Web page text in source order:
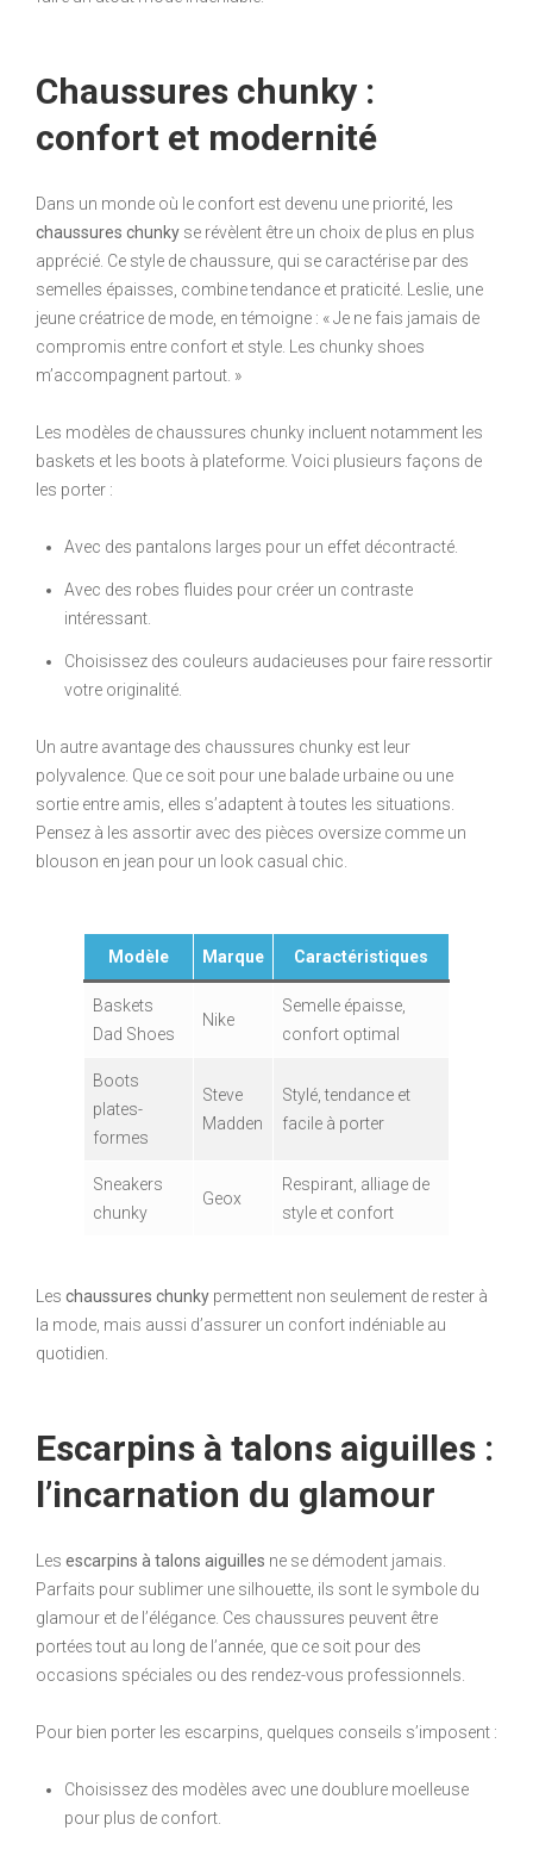
Chaussures chunky :
confort et modernité
Dans un monde où le confort est devenu une priorité, les
chaussures chunky se révèlent être un choix de plus en plus
apprécié. Ce style de chaussure, qui se caractérise par des
semelles épaisses, combine tendance et praticité. Leslie, une
jeune créatrice de mode, en témoigne : « Je ne fais jamais de
compromis entre confort et style. Les chunky shoes
m’accompagnent partout. »
Les modèles de chaussures chunky incluent notamment les
baskets et les boots à plateforme. Voici plusieurs façons de
les porter :
Avec des pantalons larges pour un effet décontracté.
Avec des robes fluides pour créer un contraste
intéressant.
Choisissez des couleurs audacieuses pour faire ressortir
votre originalité.
Un autre avantage des chaussures chunky est leur
polyvalence. Que ce soit pour une balade urbaine ou une
sortie entre amis, elles s’adaptent à toutes les situations.
Pensez à les assortir avec des pièces oversize comme un
blouson en jean pour un look casual chic.
Modèle Marque Caractéristiques
Baskets
Dad Shoes
Nike
Semelle épaisse,
confort optimal
Boots
plates-
formes
Steve
Madden
Stylé, tendance et
facile à porter
Sneakers
chunky
Geox
Respirant, alliage de
style et confort
Les chaussures chunky permettent non seulement de rester à
la mode, mais aussi d’assurer un confort indéniable au
quotidien.
Escarpins à talons aiguilles :
l’incarnation du glamour
Les escarpins à talons aiguilles ne se démodent jamais.
Parfaits pour sublimer une silhouette, ils sont le symbole du
glamour et de l’élégance. Ces chaussures peuvent être
portées tout au long de l’année, que ce soit pour des
occasions spéciales ou des rendez-vous professionnels.
Pour bien porter les escarpins, quelques conseils s’imposent :
Choisissez des modèles avec une doublure moelleuse
pour plus de confort.